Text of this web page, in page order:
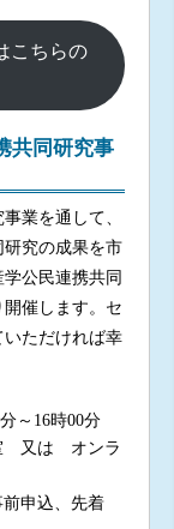
こちらの
共同研究事
業を通して、
究の成果を市
公民連携共同
催します。セ
いただければ幸
～16時00分
又は オンラ
前申込、先着